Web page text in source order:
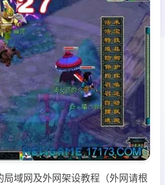
域网及外网架设教程（外网请根